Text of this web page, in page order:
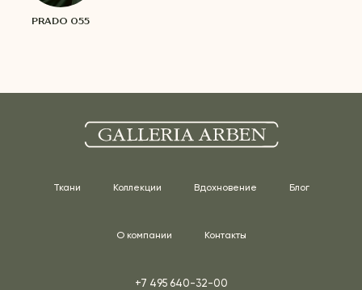
PRADO 055
Ткани Коллекции Вдохновение Блог
О компании Контакты
+7 495 640-32-00